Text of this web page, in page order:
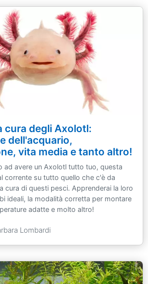
cura degli Axolotl:
dell'acquario,
vita media e tanto altro!
ad avere un Axolotl tutto tuo, questa
corrente su tutto quello che c'è da
cura di questi pesci. Apprenderai la loro
ideali, la modalità corretta per montare
adatte e molto altro!
Lombardi